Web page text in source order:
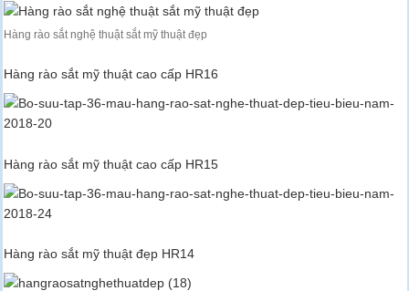
Hàng rào sắt nghệ thuật sắt mỹ thuật đẹp
Hàng rào sắt mỹ thuật cao cấp HR16
Hàng rào sắt mỹ thuật cao cấp HR15
Hàng rào sắt mỹ thuật đẹp HR14